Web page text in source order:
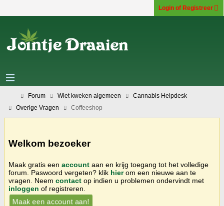
Login of Registreer
Forum Wiet kweken algemeen
Cannabis Helpdesk
Overige Vragen
Coffeeshop
Welkom bezoeker
Maak gratis een account aan en krijg toegang tot het volledige
forum. Paswoord vergeten? klik hierom een nieuwe aan te
vragen. Neem contact op indien u problemen ondervindt met
inloggen of registreren.
Maak een account aan!